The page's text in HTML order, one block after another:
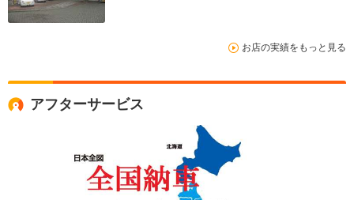
お店の実績をもっと見る
アフターサービス